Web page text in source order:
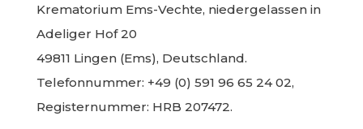
Krematorium Ems-Vechte, niedergelassen in
Adeliger Hof 20
49811 Lingen (Ems), Deutschland.
Telefonnummer: +49 (0) 591 96 65 24 02,
Registernummer: HRB 207472.